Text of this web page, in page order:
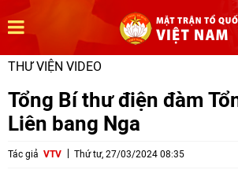
THƯ VIỆN VIDEO
Tổng Bí thư điện đàm
Liên bang Nga
Tác giả VTV Thứ tư, 27/03/2024 08:35